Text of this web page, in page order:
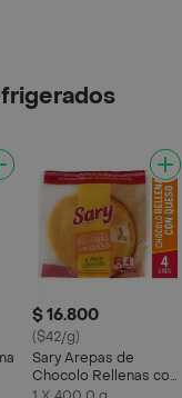
$ 16.800
($42/g)
Sary Arepas de
Chocolo Rellenas con
Queso